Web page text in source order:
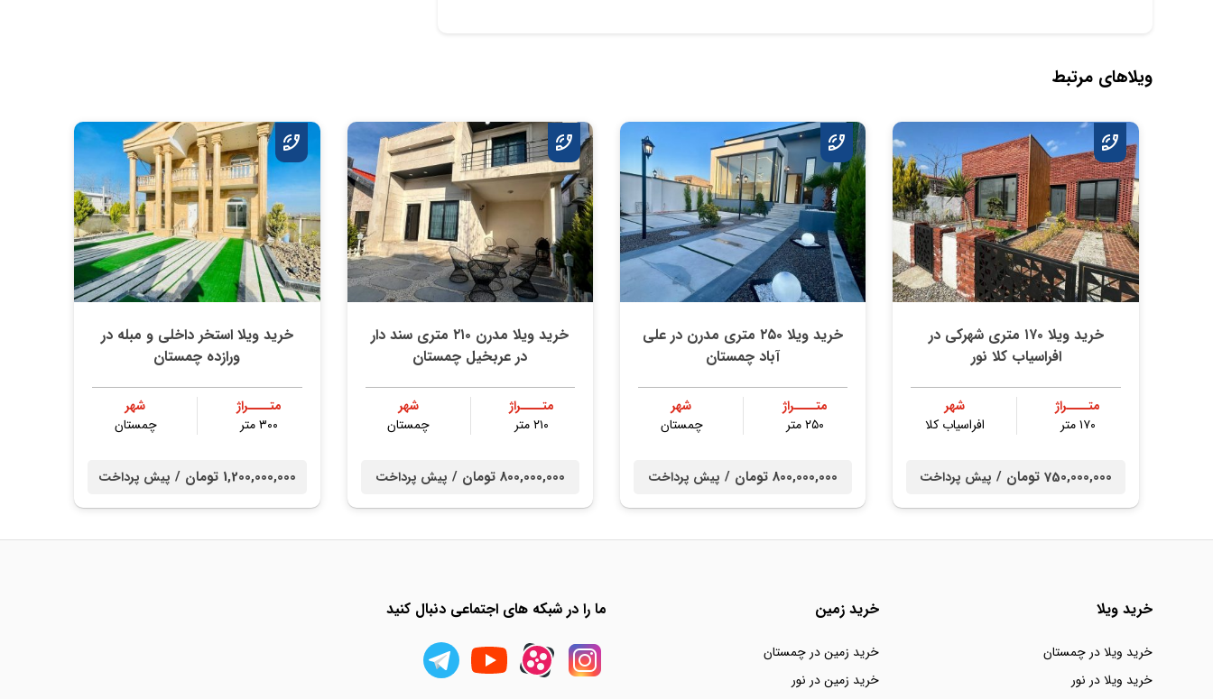
ویلاهای مرتبط
خرید ویلا ۱۷۰ متری شهرکی در
افراسیاب کلا نور
متــــراژ
۱۷۰ متر
شهر
افراسیاب کلا
750,000,000 تومان / پیش پرداخت
خرید ویلا ۲۵۰ متری مدرن در علی
آباد چمستان
متــــراژ
۲۵۰ متر
شهر
چمستان
800,000,000 تومان / پیش پرداخت
خرید ویلا مدرن ۲۱۰ متری سند دار
در عربخیل چمستان
متــــراژ
۲۱۰ متر
شهر
چمستان
800,000,000 تومان / پیش پرداخت
خرید ویلا استخر داخلی و مبله در
ورازده چمستان
متــــراژ
۳۰۰ متر
شهر
چمستان
1,200,000,000 تومان / پیش پرداخت
خرید ویلا
خرید ویلا در چمستان
خرید ویلا در نور
خرید زمین
خرید زمین در چمستان
خرید زمین در نور
ما را در شبکه های اجتماعی دنبال کنید